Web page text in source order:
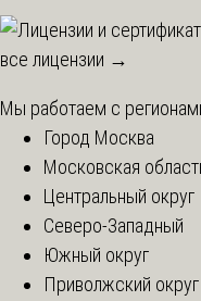
все лицензии →
Мы работаем с
Город Москва
Московская
Центральный округ
Северо-Западный
Южный округ
Приволжский округ